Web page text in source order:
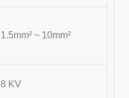
1.5mm² ~ 10mm²
8 KV